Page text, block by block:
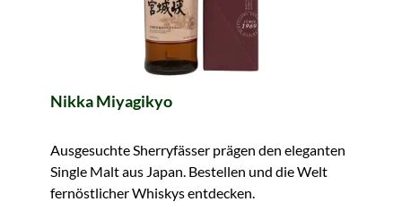
Nikka Miyagikyo
Ausgesuchte Sherryfässer prägen den eleganten
Single Malt aus Japan. Bestellen und die Welt
fernöstlicher Whiskys entdecken.